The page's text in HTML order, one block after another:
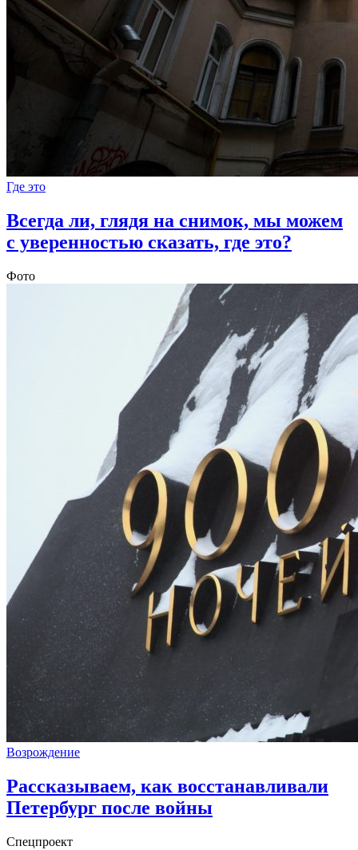
Где это
Всегда ли, глядя на снимок, мы можем
с уверенностью сказать, где это?
Фото
Возрождение
Рассказываем, как восстанавливали
Петербург после войны
Спецпроект